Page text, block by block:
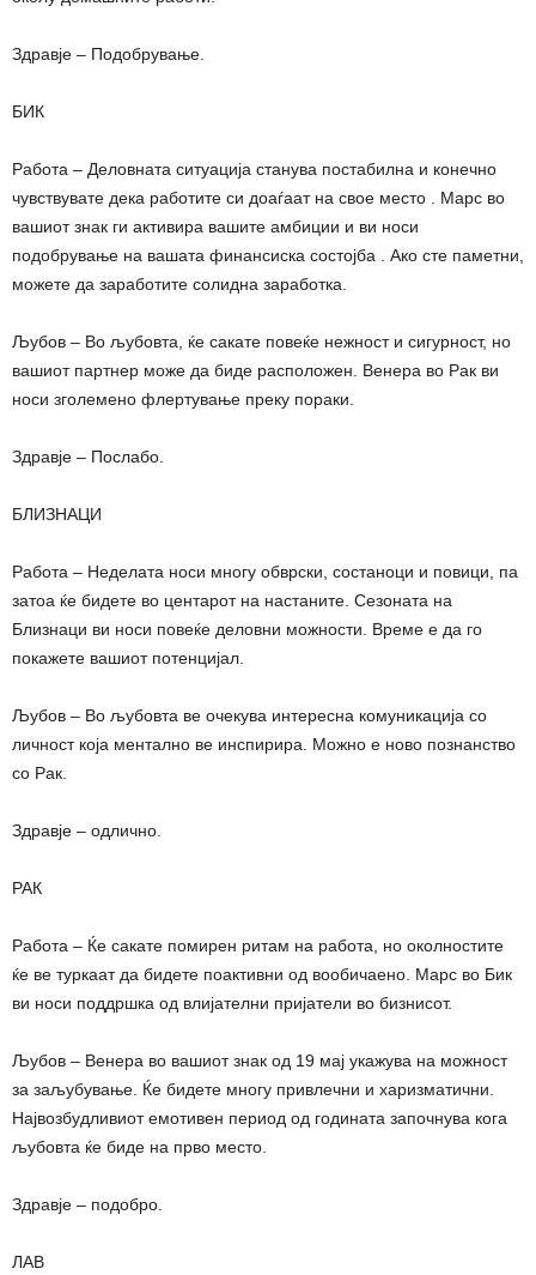
Здравје – Подобрување.
БИК
Работа – Деловната ситуација станува постабилна и конечно
чувствувате дека работите си доаѓаат на свое место . Марс во
вашиот знак ги активира вашите амбиции и ви носи
подобрување на вашата финансиска состојба . Ако сте паметни,
можете да заработите солидна заработка.
Љубов – Во љубовта, ќе сакате повеќе нежност и сигурност, но
вашиот партнер може да биде расположен. Венера во Рак ви
носи зголемено флертување преку пораки.
Здравје – Послабо.
БЛИЗНАЦИ
Работа – Неделата носи многу обврски, состаноци и повици, па
затоа ќе бидете во центарот на настаните. Сезоната на
Близнаци ви носи повеќе деловни можности. Време е да го
покажете вашиот потенцијал.
Љубов – Во љубовта ве очекува интересна комуникација со
личност која ментално ве инспирира. Можно е ново познанство
со Рак.
Здравје – одлично.
РАК
Работа – Ќе сакате помирен ритам на работа, но околностите
ќе ве туркаат да бидете поактивни од вообичаено. Марс во Бик
ви носи поддршка од влијателни пријатели во бизнисот.
Љубов – Венера во вашиот знак од 19 мај укажува на можност
за заљубување. Ќе бидете многу привлечни и харизматични.
Највозбудливиот емотивен период од годината започнува кога
љубовта ќе биде на прво место.
Здравје – подобро.
ЛАВ